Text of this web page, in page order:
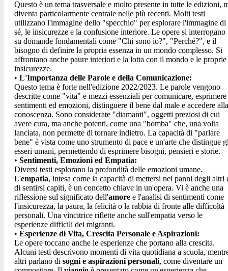
Questo è un tema trasversale e molto presente in tutte le edizioni,
diventa particolarmente centrale nelle più recenti. Molti testi
utilizzano l'immagine dello "specchio" per esplorare l'immagine di
sé, le insicurezze e la confusione interiore. Le opere si interrogano
su domande fondamentali come "Chi sono io?", "Perché?", e il
bisogno di definire la propria essenza in un mondo complesso. Si
affrontano anche paure interiori e la lotta con il mondo e le proprie
insicurezze.
• L'Importanza delle Parole e della Comunicazione:
Questo tema è forte nell'edizione 2022/2023. Le parole vengono
descritte come "vita" e mezzi essenziali per comunicare, esprimere
sentimenti ed emozioni, distinguere il bene dal male e accedere alla
conoscenza. Sono considerate "diamanti", oggetti preziosi di cui
avere cura, ma anche potenti, come una "bomba" che, una volta
lanciata, non permette di tornare indietro. La capacità di "parlare
bene" è vista come uno strumento di pace e un'arte che distingue
esseri umani, permettendo di esprimere bisogni, pensieri e storie.
• Sentimenti, Emozioni ed Empatia:
Diversi testi esplorano la profondità delle emozioni umane.
L'empatia, intesa come la capacità di mettersi nei panni degli altri
di sentirsi capiti, è un concetto chiave in un'opera. Vi è anche una
riflessione sul significato dell'amore e l'analisi di sentimenti come
l'insicurezza, la paura, la felicità o la rabbia di fronte alle difficoltà
personali. Una vincitrice riflette anche sull'empatia verso le
esperienze difficili dei migranti.
• Esperienze di Vita, Crescita Personale e Aspirazioni:
Le opere toccano anche le esperienze che portano alla crescita.
Alcuni testi descrivono momenti di vita quotidiana a scuola,
altri parlano di sogni e aspirazioni personali, come diventare un